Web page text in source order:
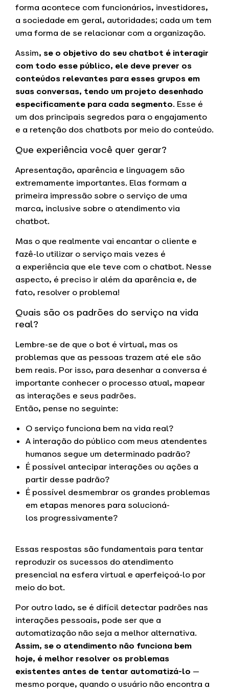
forma acontece com funcionários, investidores,
a sociedade em geral, autoridades; cada um tem
uma forma de se relacionar com a organização.
Assim, se o objetivo do seu chatbot é interagir
com todo esse público, ele deve prever os
conteúdos relevantes para esses grupos em
suas conversas, tendo um projeto desenhado
especificamente para cada segmento. Esse é
um dos principais segredos para o engajamento
e a retenção dos chatbots por meio do conteúdo.
Que experiência você quer gerar?
Apresentação, aparência e linguagem são
extremamente importantes. Elas formam a
primeira impressão sobre o serviço de uma
marca, inclusive sobre o atendimento via
chatbot.
Mas o que realmente vai encantar o cliente e
fazê-lo utilizar o serviço mais vezes é
a experiência que ele teve com o chatbot. Nesse
aspecto, é preciso ir além da aparência e, de
fato, resolver o problema!
Quais são os padrões do serviço na vida
real?
Lembre-se de que o bot é virtual, mas os
problemas que as pessoas trazem até ele são
bem reais. Por isso, para desenhar a conversa é
importante conhecer o processo atual, mapear
as interações e seus padrões.
Então, pense no seguinte:
O serviço funciona bem na vida real?
A interação do público com meus atendentes
humanos segue um determinado padrão?
É possível antecipar interações ou ações a
partir desse padrão?
É possível desmembrar os grandes problemas
em etapas menores para solucioná-
los progressivamente?
Essas respostas são fundamentais para tentar
reproduzir os sucessos do atendimento
presencial na esfera virtual e aperfeiçoá-lo por
meio do bot.
Por outro lado, se é difícil detectar padrões nas
interações pessoais, pode ser que a
automatização não seja a melhor alternativa.
Assim, se o atendimento não funciona bem
hoje, é melhor resolver os problemas
existentes antes de tentar automatizá-lo —
mesmo porque, quando o usuário não encontra a